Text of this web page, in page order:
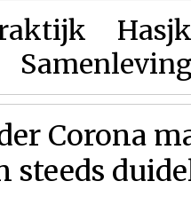
Corona
steeds